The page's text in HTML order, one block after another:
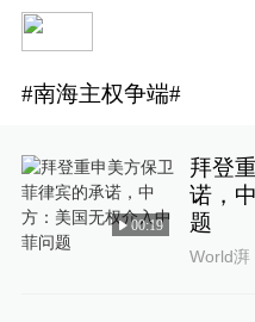
#南海主权争端#
00:19
拜登
诺，
题
World湃